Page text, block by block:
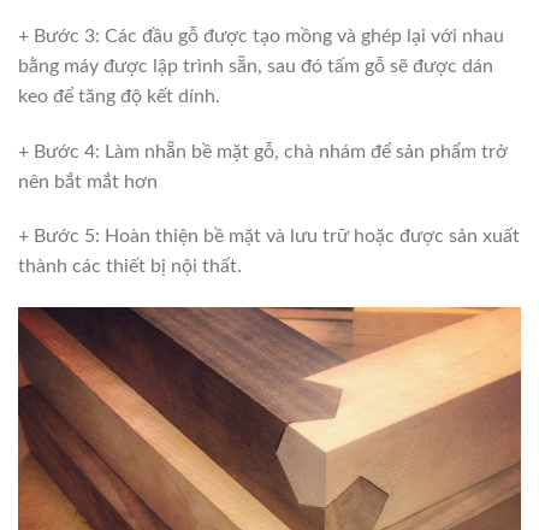
+ Bước 3: Các đầu gỗ được tạo mồng và ghép lại với nhau
bằng máy được lập trình sẵn, sau đó tấm gỗ sẽ được dán
keo để tăng độ kết dính.
+ Bước 4: Làm nhẵn bề mặt gỗ, chà nhám để sản phẩm trở
nên bắt mắt hơn
+ Bước 5: Hoàn thiện bề mặt và lưu trữ hoặc được sản xuất
thành các thiết bị nội thất.